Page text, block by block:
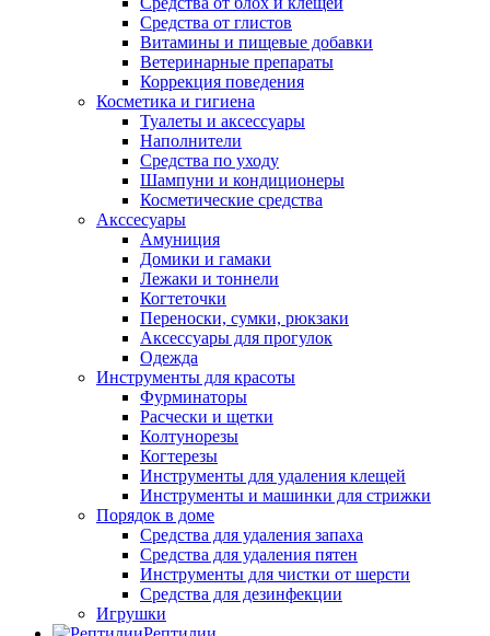
Средства от глистов
Витамины и пищевые добавки
Ветеринарные препараты
Коррекция поведения
Косметика и гигиена
Туалеты и аксессуары
Наполнители
Средства по уходу
Шампуни и кондиционеры
Косметические средства
Акссесуары
Амуниция
Домики и гамаки
Лежаки и тоннели
Когтеточки
Переноски, сумки, рюкзаки
Аксессуары для прогулок
Одежда
Инструменты для красоты
Фурминаторы
Расчески и щетки
Колтунорезы
Когтерезы
Инструменты для удаления клещей
Инструменты и машинки для стрижки
Порядок в доме
Средства для удаления запаха
Средства для удаления пятен
Инструменты для чистки от шерсти
Средства для дезинфекции
Игрушки